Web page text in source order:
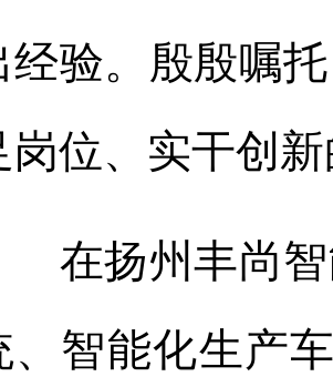
经验。殷殷嘱
岗位、实干创
扬州丰尚智
、智能化生产